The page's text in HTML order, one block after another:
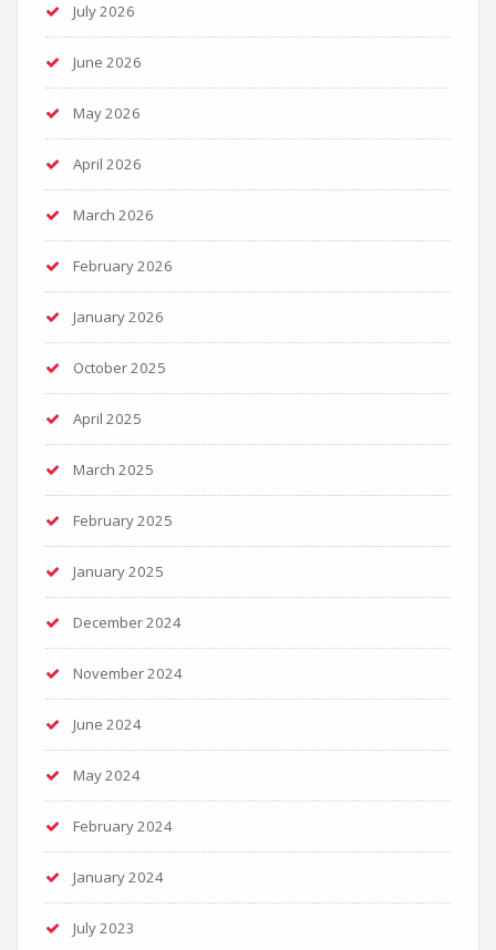
July 2026
June 2026
May 2026
April 2026
March 2026
February 2026
January 2026
October 2025
April 2025
March 2025
February 2025
January 2025
December 2024
November 2024
June 2024
May 2024
February 2024
January 2024
July 2023